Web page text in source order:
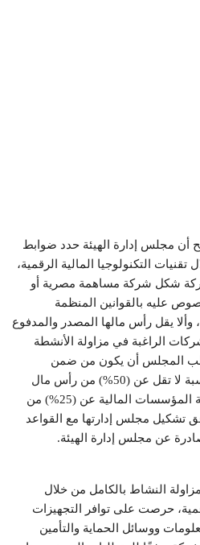
أن مجلس إدارة الهيئة حدد ضوابط
التكنولوجيا المالية الرقمية،
شكل شركة مساهمة مصرية أو
عليه بالقوانين المنظمة
وألا يقل رأس مالها المصدر والمدفوع
الراغبة في مزاولة الأنشطة
المجلس أن يكون من ضمن
مؤسسيها أشخاص اعتبارية بنسبة لا تقل عن (50%) من رأس مال
الشركة، وألا تقل نسبة مساهمة المؤسسات المالية عن (25%) من
تشكيل مجلس إدارتها مع القواعد
عن مجلس إدارة الهيئة.
النشاط بالكامل من خلال
حرصت على توافر التجهيزات
ووسائل الحماية والتأمين